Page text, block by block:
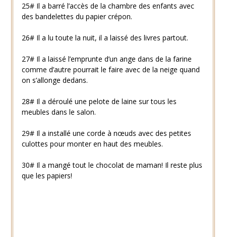
25# Il a barré l’accès de la chambre des enfants avec
des bandelettes du papier crépon.
26# Il a lu toute la nuit, il a laissé des livres partout.
27# Il a laissé l’emprunte d’un ange dans de la farine
comme d’autre pourrait le faire avec de la neige quand
on s’allonge dedans.
28# Il a déroulé une pelote de laine sur tous les
meubles dans le salon.
29# Il a installé une corde à nœuds avec des petites
culottes pour monter en haut des meubles.
30# Il a mangé tout le chocolat de maman! Il reste plus
que les papiers!